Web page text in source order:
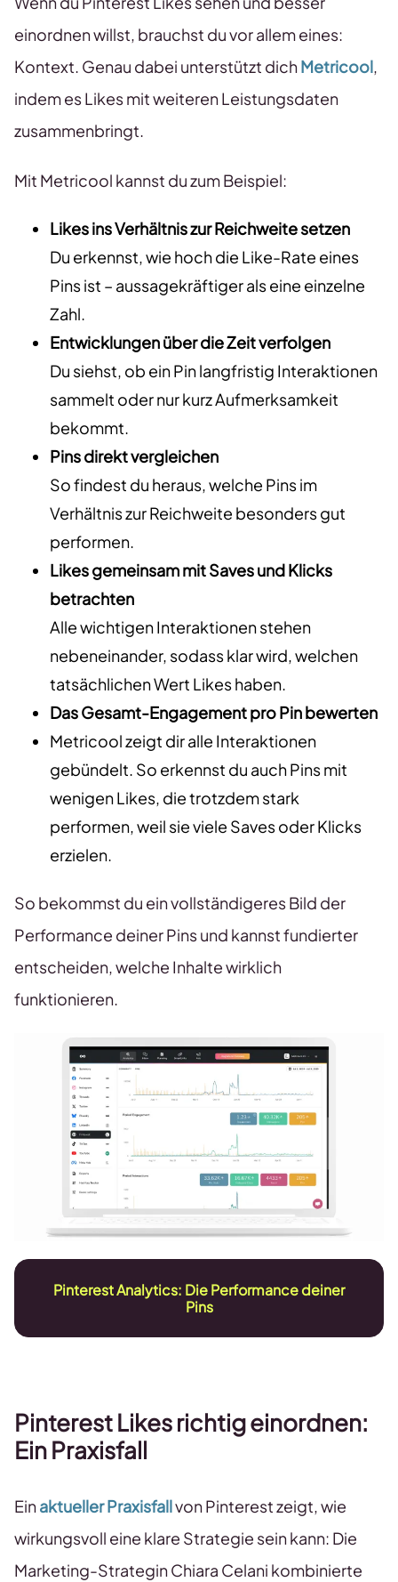
einordnen willst, brauchst du vor allem eines:
Kontext. Genau dabei unterstützt dichMetricool,
indem es Likes mit weiteren Leistungsdaten
zusammenbringt.
Mit Metricool kannst du zum Beispiel:
Likes ins Verhältnis zur Reichweite setzen
Du erkennst, wie hoch die Like-Rate eines
Pins ist – aussagekräftiger als eine einzelne
Zahl.
Entwicklungen über die Zeit verfolgen
Du siehst, ob ein Pin langfristig Interaktionen
sammelt oder nur kurz Aufmerksamkeit
bekommt.
Pins direkt vergleichen
So findest du heraus, welche Pins im
Verhältnis zur Reichweite besonders gut
performen.
Likes gemeinsam mit Saves und Klicks
betrachten
Alle wichtigen Interaktionen stehen
nebeneinander, sodass klar wird, welchen
tatsächlichen Wert Likes haben.
Das Gesamt-Engagement pro Pin bewerten
Metricool zeigt dir alle Interaktionen
gebündelt. So erkennst du auch Pins mit
wenigen Likes, die trotzdem stark
performen, weil sie viele Saves oder Klicks
erzielen.
So bekommst du ein vollständigeres Bild der
Performance deiner Pins und kannst fundierter
entscheiden, welche Inhalte wirklich
funktionieren.
Pinterest Analytics: Die Performance deiner
Pins
Pinterest Likes richtig einordnen:
Ein Praxisfall
Einaktueller Praxisfallvon Pinterest zeigt, wie
wirkungsvoll eine klare Strategie sein kann: Die
Marketing-Strategin Chiara Celani kombinierte